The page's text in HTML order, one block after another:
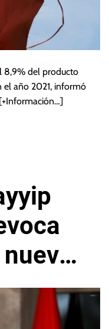
8,9% del producto
año 2021, informó
[+Información…]
tasas